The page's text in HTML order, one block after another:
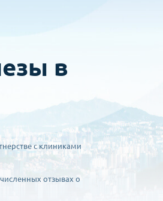
в
с клиниками
отзывах о